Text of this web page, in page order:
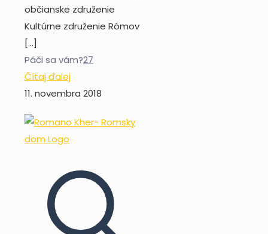
občianske združenie
Kultúrne združenie Rómov
[…]
Páči sa vám?27
Čítaj ďalej
11. novembra 2018